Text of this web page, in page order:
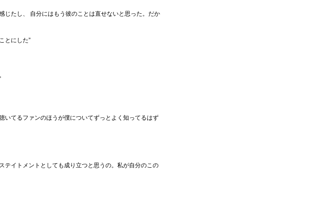
じたし、 自分にはもう彼のことは直せないと思った。だか
とにした”
いてるファンのほうが僕についてずっとよく知ってるはず
テイトメントとしても成り立つと思うの。私が自分のこの